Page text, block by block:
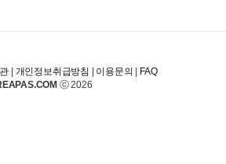
개인정보취급방침 이용문의
FAQ
ⓒ 2026